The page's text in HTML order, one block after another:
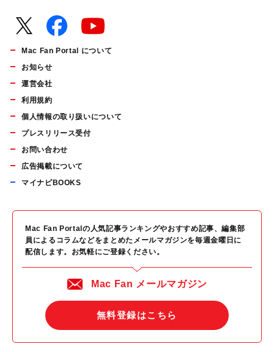
Mac Fan Portal について
お知らせ
運営会社
利用規約
個人情報の取り扱いについて
プレスリリース受付
お問い合わせ
広告掲載について
マイナビBOOKS
Mac Fan Portalの人気記事ランキングやおすすめ記事、編集部
員によるコラムなどをまとめたメールマガジンを毎週金曜日に
配信します。お気軽にご登録ください。
Mac Fan メールマガジン
無料登録はこちら